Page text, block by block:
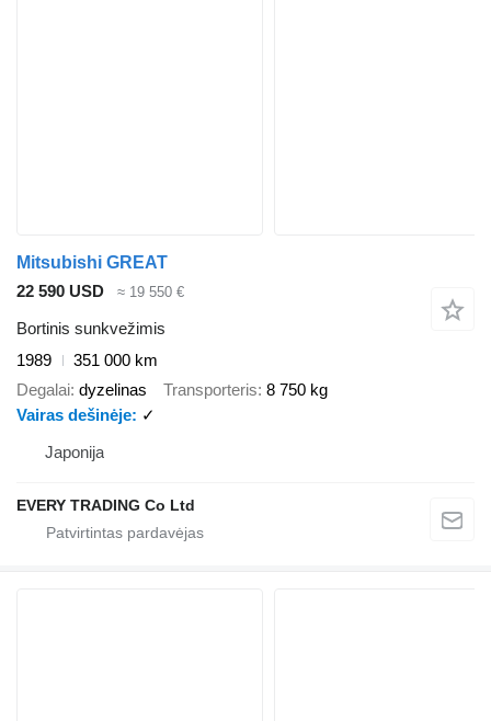
Mitsubishi GREAT
22 590 USD
≈ 19 550 €
Bortinis sunkvežimis
1989
351 000 km
Degalai dyzelinas Transporteris 8 750 kg
Vairas dešinėje
✓
Japonija
EVERY TRADING Co Ltd